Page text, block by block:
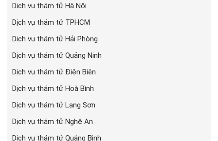
Dịch vụ thám tử Hà Nội
Dịch vụ thám tử TPHCM
Dịch vụ thám tử Hải Phòng
Dịch vụ thám tử Quảng Ninh
Dịch vụ thám tử Điện Biên
Dịch vụ thám tử Hoà Bình
Dịch vụ thám tử Lạng Sơn
Dịch vụ thám tử Nghệ An
Dịch vụ thám tử Quảng Bình